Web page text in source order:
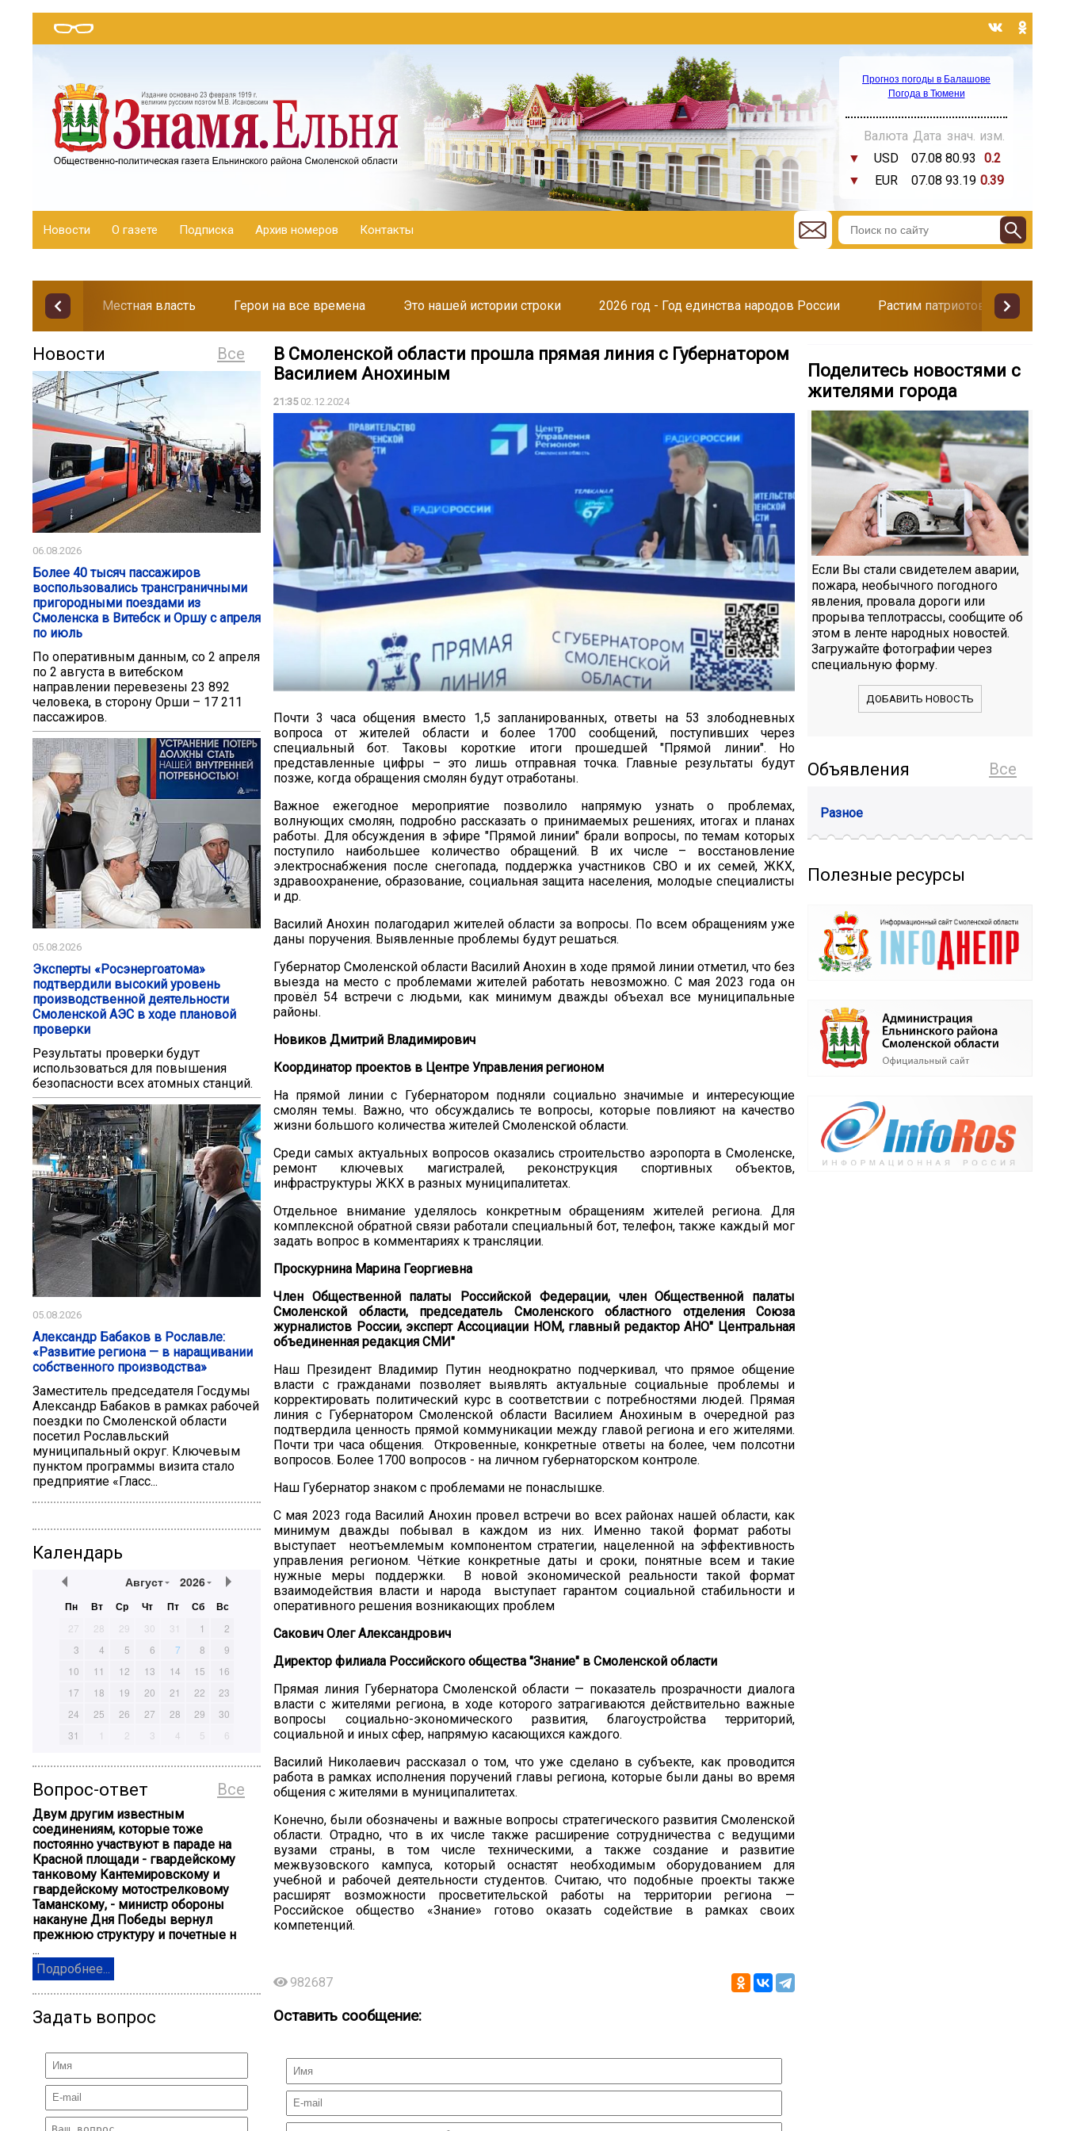
Прогноз погоды в Балашове
Погода в Тюмени
Валюта Дата знач. изм.
▼
USD 07.08 80.93
0.2
▼
EUR 07.08 93.19 0.39
Новости О газете Подписка Архив номеров Контакты
Местная власть Герои на все времена Это нашей истории строки 2026 год - Год единства народов России Растим патриотов
Все
Новости
06.08.2026
Более 40 тысяч пассажиров
воспользовались трансграничными
пригородными поездами из
Смоленска в Витебск и Оршу с апреля
по июль
По оперативным данным, со 2 апреля
по 2 августа в витебском
направлении перевезены 23 892
человека, в сторону Орши – 17 211
пассажиров.
05.08.2026
Эксперты «Росэнергоатома»
подтвердили высокий уровень
производственной деятельности
Смоленской АЭС в ходе плановой
проверки
Результаты проверки будут
использоваться для повышения
безопасности всех атомных станций.
05.08.2026
Александр Бабаков в Рославле:
«Развитие региона — в наращивании
собственного производства»
Заместитель председателя Госдумы
Александр Бабаков в рамках рабочей
поездки по Смоленской области
посетил Рославльский
муниципальный округ. Ключевым
пунктом программы визита стало
предприятие «Гласс...
Календарь
Август 2026
Пн Вт Ср Чт Пт Сб Вс
27 28 29 30 31 1
2
3
4 5 6 7 8
9
10
11 12 13 14 15
16
17
18 19 20 21 22
23
24
25 26 27 28 29
30
31
1 2 3 4 5 6
Все
Вопрос-ответ
Двум другим известным
соединениям, которые тоже
постоянно участвуют в параде на
Красной площади - гвардейскому
танковому Кантемировскому и
гвардейскому мотострелковому
Таманскому, - министр обороны
накануне Дня Победы вернул
прежнюю структуру и почетные н
...
Подробнее...
Задать вопрос
В Смоленской области прошла прямая линия с Губернатором
Василием Анохиным
21:3502.12.2024
Почти 3 часа общения вместо 1,5 запланированных, ответы на 53 злободневных
вопроса от жителей области и более 1700 сообщений, поступивших через
специальный бот. Таковы короткие итоги прошедшей "Прямой линии". Но
представленные цифры – это лишь отправная точка. Главные результаты будут
позже, когда обращения смолян будут отработаны.
Важное ежегодное мероприятие позволило напрямую узнать о проблемах,
волнующих смолян, подробно рассказать о принимаемых решениях, итогах и планах
работы. Для обсуждения в эфире "Прямой линии" брали вопросы, по темам которых
поступило наибольшее количество обращений. В их числе – восстановление
электроснабжения после снегопада, поддержка участников СВО и их семей, ЖКХ,
здравоохранение, образование, социальная защита населения, молодые специалисты
и др.
Василий Анохин полагодарил жителей области за вопросы. По всем обращениям уже
даны поручения. Выявленные проблемы будут решаться.
Губернатор Смоленской области Василий Анохин в ходе прямой линии отметил, что без
выезда на место с проблемами жителей работать невозможно. С мая 2023 года он
провёл 54 встречи с людьми, как минимум дважды объехал все муниципальные
районы.
Новиков Дмитрий Владимирович
Координатор проектов в Центре Управления регионом
На прямой линии с Губернатором подняли социально значимые и интересующие
смолян темы. Важно, что обсуждались те вопросы, которые повлияют на качество
жизни большого количества жителей Смоленской области.
Среди самых актуальных вопросов оказались строительство аэропорта в Смоленске,
ремонт ключевых магистралей, реконструкция спортивных объектов,
инфраструктуры ЖКХ в разных муниципалитетах.
Отдельное внимание уделялось конкретным обращениям жителей региона. Для
комплексной обратной связи работали специальный бот, телефон, также каждый мог
задать вопрос в комментариях к трансляции.
Проскурнина Марина Георгиевна
Член Общественной палаты Российской Федерации, член Общественной палаты
Смоленской области, председатель Смоленского областного отделения Союза
журналистов России, эксперт Ассоциации НОМ, главный редактор АНО" Центральная
объединенная редакция СМИ"
Наш Президент Владимир Путин неоднократно подчеркивал, что прямое общение
власти с гражданами позволяет выявлять актуальные социальные проблемы и
корректировать политический курс в соответствии с потребностями людей. Прямая
линия с Губернатором Смоленской области Василием Анохиным в очередной раз
подтвердила ценность прямой коммуникации между главой региона и его жителями.
Почти три часа общения. Откровенные, конкретные ответы на более, чем полсотни
вопросов. Более 1700 вопросов - на личном губернаторском контроле.
Наш Губернатор знаком с проблемами не понаслышке.
С мая 2023 года Василий Анохин провел встречи во всех районах нашей области, как
минимум дважды побывал в каждом из них. Именно такой формат работы
выступает неотъемлемым компонентом стратегии, нацеленной на эффективность
управления регионом. Чёткие конкретные даты и сроки, понятные всем и такие
нужные меры поддержки. В новой экономической реальности такой формат
взаимодействия власти и народа выступает гарантом социальной стабильности и
оперативного решения возникающих проблем
Сакович Олег Александрович
Директор филиала Российского общества "Знание" в Смоленской области
Прямая линия Губернатора Смоленской области — показатель прозрачности диалога
власти с жителями региона, в ходе которого затрагиваются действительно важные
вопросы социально-экономического развития, благоустройства территорий,
социальной и иных сфер, напрямую касающихся каждого.
Василий Николаевич рассказал о том, что уже сделано в субъекте, как проводится
работа в рамках исполнения поручений главы региона, которые были даны во время
общения с жителями в муниципалитетах.
Конечно, были обозначены и важные вопросы стратегического развития Смоленской
области. Отрадно, что в их числе также расширение сотрудничества с ведущими
вузами страны, в том числе техническими, а также создание и развитие
межвузовского кампуса, который оснастят необходимым оборудованием для
учебной и рабочей деятельности студентов. Считаю, что подобные проекты также
расширят возможности просветительской работы на территории региона —
Российское общество «Знание» готово оказать содействие в рамках своих
компетенций.
982687
Оставить сообщение:
Поделитесь новостями с
жителями города
Если Вы стали свидетелем аварии,
пожара, необычного погодного
явления, провала дороги или
прорыва теплотрассы, сообщите об
этом в ленте народных новостей.
Загружайте фотографии через
специальную форму.
ДОБАВИТЬ НОВОСТЬ
Все
Объявления
Разное
Полезные ресурсы